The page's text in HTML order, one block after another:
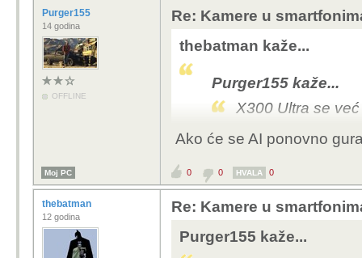
Purger155
14 godina
OFFLINE
Re: Kamere u
thebatman kaže...
Purger155 kaže...
X300 Ultra se
Ne uzimam dok ne
Ako će se AI ponovno
Moj PC 0 0 HVALA 0
thebatman
12 godina
Re: Kamere u
Purger155 kaže...